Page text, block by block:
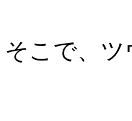
そこで、